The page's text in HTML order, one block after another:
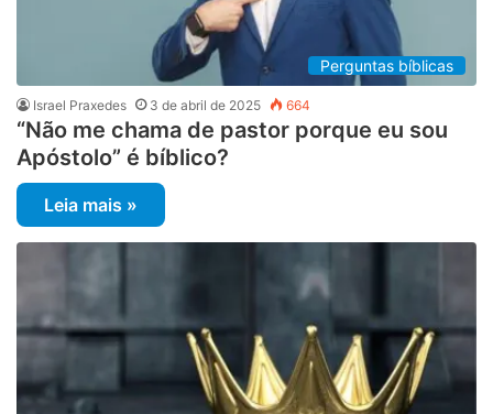
Perguntas bíblicas
Israel Praxedes 3 de abril de 2025 664
“Não me chama de pastor porque eu sou
Apóstolo” é bíblico?
Leia mais »